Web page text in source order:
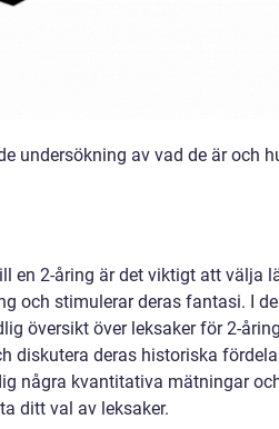
undersökning av vad de är och
en 2-åring är det viktigt att välja
och stimulerar deras fantasi. I
översikt över leksaker för 2-
diskutera deras historiska
några kvantitativa mätningar
ditt val av leksaker.